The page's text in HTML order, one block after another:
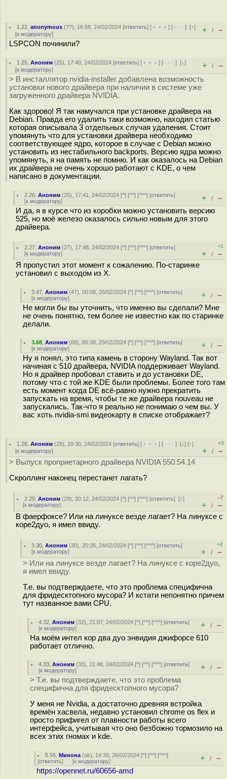
1.22 ,anonymous (??), 16:58, 24/02/2024 [ответить] [ ﹢﹢﹢] [ · · ·][↑]
[к модератору] + / –
LSPCON починили?
1.25 ,Аноним (25), 17:40, 24/02/2024 [ответить] [ ﹢﹢﹢] [ · · ·][↓]
[к модератору] + / –
> В инсталлятор nvidia-installer добавлена возможность
установки нового драйвера при наличии в системе уже
загруженного драйвера NVIDIA.
Как здорово! Я так намучался при установке драйвера на
Debian. Правда его удалить таки возможно, находил статью
которая описывала 3 отдельных случая удаления. Стоит
упомянуть что для установки драйвера необходимо
соответствующее ядро, которое в случае с Debian можно
установить из нестабильного backports. Версию ядра можно
упомянуть, я на память не помню. И как оказалось на Debian
их драйвера не очень хорошо работают с KDE, о чем
написано в документации.
2.26 ,Аноним (25), 17:41, 24/02/2024 [^] [^^] [^^^] [ответить]
[к модератору] + / –
И да, я в курсе что из коробки можно установить версию
525, но моё железо оказалось сильно новым для этого
драйвера.
2.27 ,Аноним (27), 17:48, 24/02/2024 [^] [^^] [^^^] [ответить]
[к модератору]
+1
+ / –
Я пропустил этот момент к сожалению. По-старинке
установил с выходом из X.
3.47 ,Аноним (47), 00:08, 26/02/2024 [^] [^^] [^^^] [ответить]
[к модератору] + / –
Не могли бы вы уточнить, что именно вы сделали? Мне
не очень понятно, тем более не известно как по старинке
делали.
3.68 ,Аноним (68), 05:38, 29/02/2024 [^] [^^] [^^^] [ответить]
[к модератору] + / –
Ну я понял, это типа камень в сторону Wayland. Так вот
начиная с 510 драйвера, NVIDIA поддерживает Wayland.
Но я драйвер пробовал ставить и до установки DE,
потому что с той же KDE были проблемы. Более того там
есть момент когда DE всё-равно нужно прекратить
запускать на время, чтобы те же драйвера nouveau не
запускались. Так-что я реально не понимаю о чем вы. У
вас хоть nvidia-smi видеокарту в списке отображает?
1.28 ,Аноним (28), 19:30, 24/02/2024 [ответить] [ ﹢﹢﹢] [ · · ·][↓] [↑]
[к модератору]
+3
+ / –
> Выпуск проприетарного драйвера NVIDIA 550.54.14
Скроллинг наконец перестанет лагать?
2.29 ,Аноним (29), 20:12, 24/02/2024 [^] [^^] [^^^] [ответить][↓]
[к модератору]
–7
+ / –
В фаерфоксе? Или на линуксе везде лагает? На линуксе с
коре2дуо, я имел ввиду.
3.30 ,Аноним (30), 20:26, 24/02/2024 [^] [^^] [^^^] [ответить]
[к модератору]
+2
+ / –
> Или на линуксе везде лагает? На линуксе с коре2дуо,
я имел ввиду.
Т.е. вы подтверждаете, что это проблема специфична
для фридесктопного мусора? И кстати непонятно причем
тут названное вами CPU.
4.32 ,Аноним (32), 21:07, 24/02/2024 [^] [^^] [^^^] [ответить]
[к модератору] + / –
На моём интел кор два дуо энвидия джифорсе 610
работает отлично.
4.33 ,Аноним (33), 21:48, 24/02/2024 [^] [^^] [^^^] [ответить]
[к модератору] + / –
> Т.е. вы подтверждаете, что это проблема
специфична для фридесктопного мусора?
У меня не Nvidia, а достаточно древняя встройка
времён хасвела, недавно установил chrome os flex и
просто прифигел от плавности работы всего
интерфейса, учитывая что оно безбожно тормозило на
всех этих гномах и kde.
5.55 ,Минона (ok), 14:30, 26/02/2024 [^] [^^] [^^^]
[ответить] [к модератору] + / –
https://opennet.ru/60656-amd